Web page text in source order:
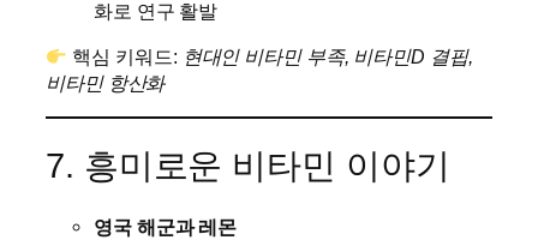
화로 연구 활발
핵심 키워드: 현대인 비타민 부족, 비타민D 결핍,
비타민 항산화
7. 흥미로운 비타민 이야기
영국 해군과 레몬